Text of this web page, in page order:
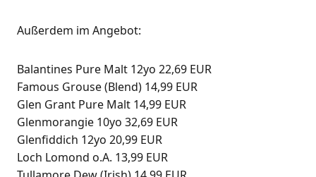
Außer­dem im Angebot:
Balan­ti­nes Pure Malt 12yo 22,69 EUR
Famous Grou­se (Blend) 14,99 EUR
Glen Grant Pure Malt 14,99 EUR
Glen­mo­ran­gie 10yo 32,69 EUR
Glen­fid­dich 12yo 20,99 EUR
Loch Lomond o.A. 13,99 EUR